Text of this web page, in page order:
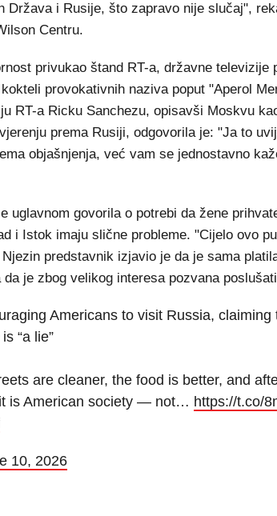
Država i Rusije, što zapravo nije slučaj",
Centru.
privukao štand RT-a, državne televizije
provokativnih naziva poput "Aperol
RT-a Ricku Sanchezu, opisavši Moskvu
prema Rusiji, odgovorila je: "Ja to
objašnjenja, već vam se jednostavno
uglavnom govorila o potrebi da žene
i Istok imaju slične probleme. "Cijelo ovo
predstavnik izjavio je da je sama
je zbog velikog interesa pozvana
Americans to visit Russia,
“a lie”
are cleaner, the food is better, and
is American society — not… https://t.co/
10, 2026